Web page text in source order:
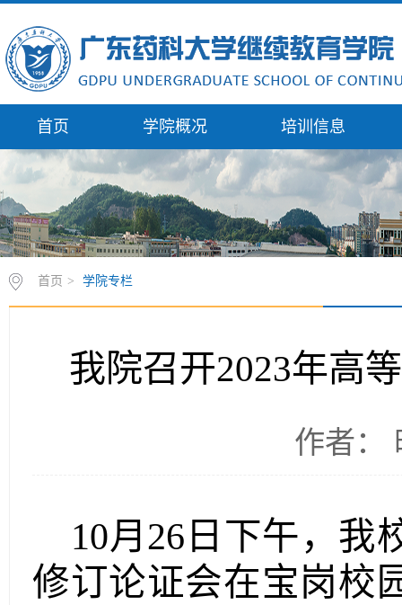
首页 学院概况 培训信息
首页 > 学院专栏
我院召开2023年高
作者：
10月 26 日 下午 ， 我
修订论证会在宝岗校